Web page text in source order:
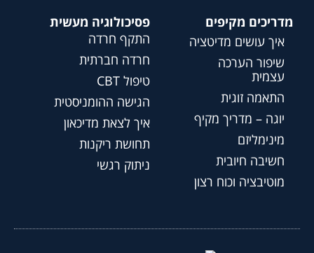
מדריכים מקיפים
איך עושים מדיטציה
שיפור הערכה
עצמית
התאמה זוגית
יוגה – מדריך מקיף
מינימליזם
חשיבה חיובית
מוטיבציה וכוח רצון
פסיכולוגיה מעשית
התקף חרדה
חרדה חברתית
טיפול CBT
הגישה ההומניסטית
איך לצאת מדיכאון
תחושת ריקנות
ניתוק רגשי